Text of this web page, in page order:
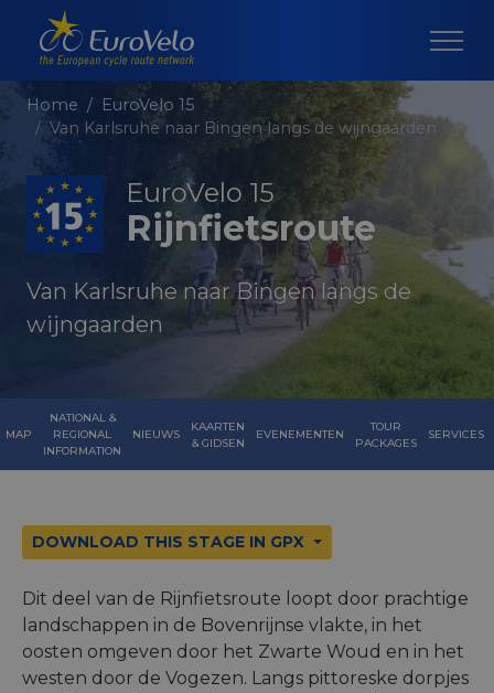
Home
EuroVelo 15
Van Karlsruhe naar Bingen langs de wijngaarden
EuroVelo 15
Rijnfietsroute
Van Karlsruhe naar Bingen langs de
wijngaarden
MAP
NATIONAL &
REGIONAL
INFORMATION
NIEUWS
KAARTEN
& GIDSEN
EVENEMENTEN
TOUR
PACKAGES
SERVICES
DOWNLOAD THIS STAGE IN GPX
Dit deel van de Rijnfietsroute loopt door prachtige
landschappen in de Bovenrijnse vlakte, in het
oosten omgeven door het Zwarte Woud en in het
westen door de Vogezen. Langs pittoreske dorpjes